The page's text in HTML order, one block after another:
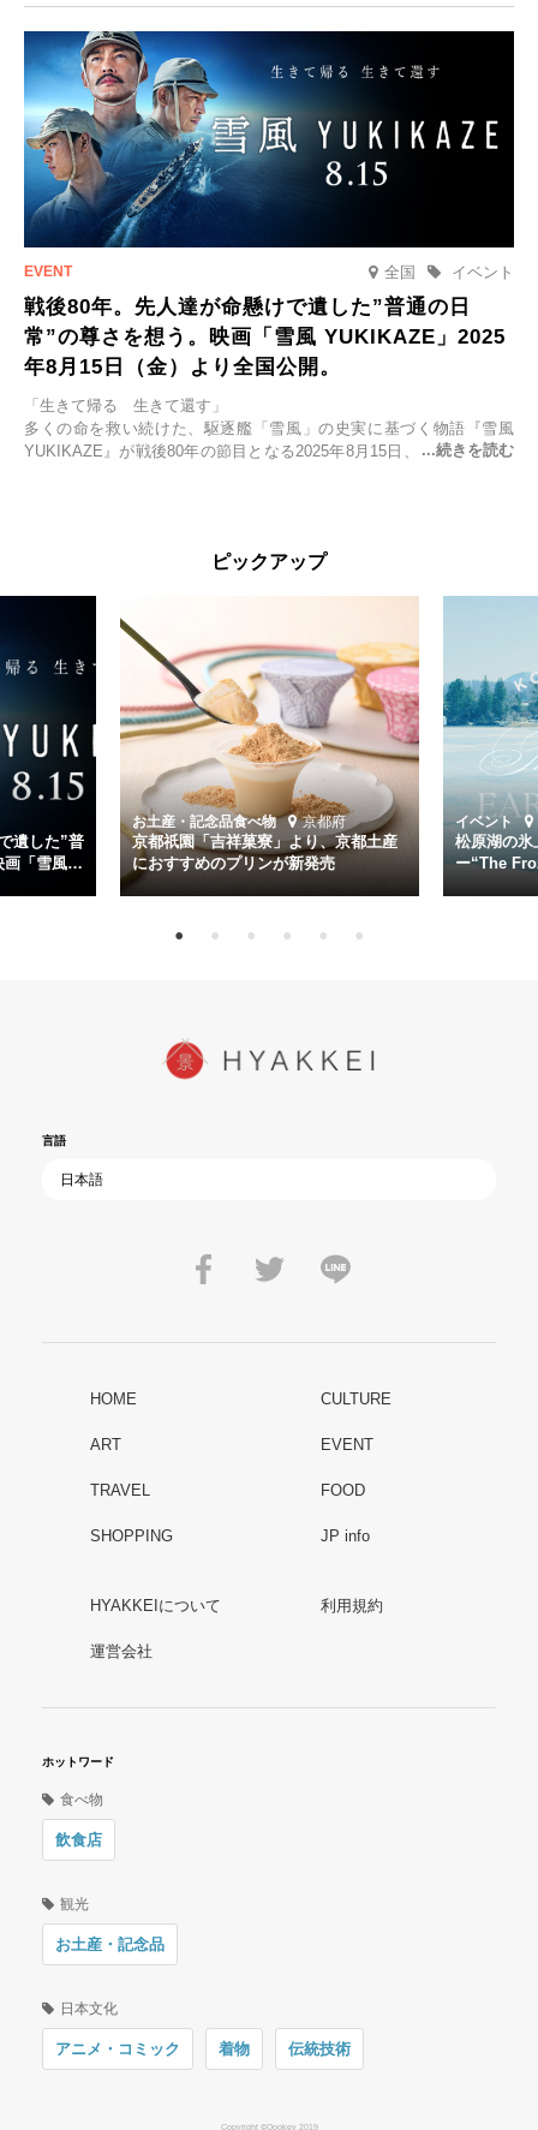
2025年9月12日(金)より発売いたします。
全国 イベント
戦後80年。先人達が命懸けで遺した”普通の日
常”の尊さを想う。映画「雪風 YUKIKAZE」2025
年8月15日（金）より全国公開。
「生きて帰る 生きて還す」
多くの命を救い続けた、駆逐艦「雪風」の史実に基づく物語『雪風
YUKIKAZE』が戦後80年の節目となる2025年8月15日、全国公開され
くの仲間の命を救い帰還させ、戦後まで生き抜き「幸運艦」と呼ばれ
主演は「雪風」の艦長・寺澤一利を演じる竹野内豊。先任伍長・早瀬
幸平を玉木宏が演じるほか、奥平大兼、田中麗奈、石丸幹二、益岡徹
など実力派俳優が共演。そして戦艦大和と運命を共にした帝国海軍・
第二艦隊司令長官、伊藤整一を中井貴一が圧倒的な存在感で演じ切
る。
時代が再び、分断と暴力に揺れる現代。本作は「同じ過ちを繰り返す
道を歩んではいないか」と、彼らが命をかけて守りたいと願っ
た”今”を生きる私達に問いかける。戦後80年、戦争の記憶が薄れゆく
今だからこそ、尊い平和の価値を未来に繋ぐ作品『雪風 YUKIKAZE』
を多くの方にご覧いただきたい。
ピックアップ
遺した”普
画「雪風
お土産・記念品食べ物 京都府
京都祇園「吉祥菓寮」より、京都土産
におすすめのプリンが新発売
イベント
松原湖の氷
ー“The
言語
HOME CULTURE
ART EVENT
TRAVEL FOOD
SHOPPING JP info
HYAKKEIについて 利用規約
運営会社
ホットワード
食べ物
飲食店
観光
お土産・記念品
日本文化
アニメ・コミック 着物 伝統技術
Copyright ©Oookey 2019